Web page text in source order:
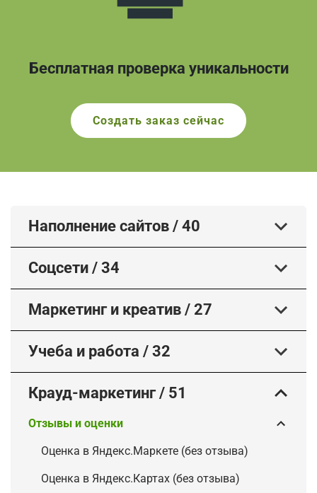
Бесплатная проверка уникальности
Создать заказ сейчас
Наполнение сайтов / 40
Соцсети / 34
Маркетинг и креатив / 27
Учеба и работа / 32
Крауд-маркетинг / 51
Отзывы и оценки
Оценка в Яндекс.Маркете (без отзыва)
Оценка в Яндекс.Картах (без отзыва)